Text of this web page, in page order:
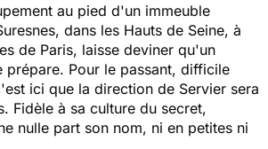
au pied d'un immeuble
dans les Hauts de Seine, à
de Paris, laisse deviner qu'un
prépare. Pour le passant, difficile
ici que la direction de Servier sera
Fidèle à sa culture du secret,
nulle part son nom, ni en petites ni